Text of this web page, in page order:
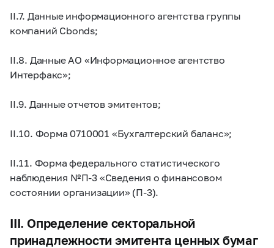
II.7. Данные информационного агентства группы
компаний Cbonds;
II.8. Данные АО «Информационное агентство
Интерфакс»;
II.9. Данные отчетов эмитентов;
II.10. Форма 0710001 «Бухгалтерский баланс»;
II.11. Форма федерального статистического
наблюдения №П-3 «Сведения о финансовом
состоянии организации» (П-3).
III. Определение секторальной
принадлежности эмитента ценных бумаг